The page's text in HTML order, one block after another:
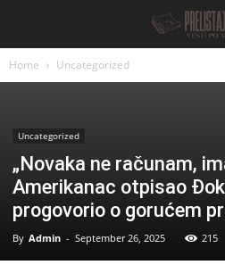
Home Uncategorized
Uncategorized
„Novaka ne računam,
Amerikanac otpisao
progovorio o gorućem
By Admin - September 26, 2025 215